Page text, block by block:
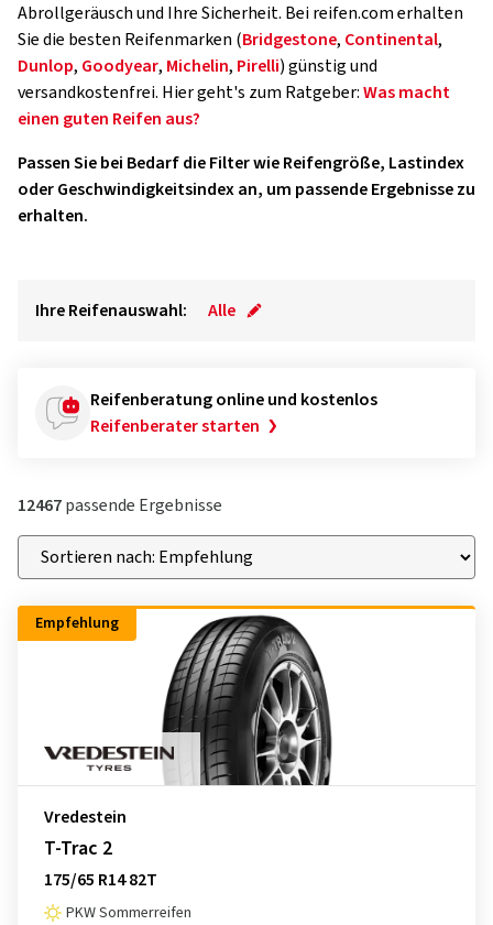
Abrollgeräusch und Ihre Sicherheit. Bei reifen.com erhalten
Sie die besten Reifenmarken (Bridgestone, Continental,
Dunlop, Goodyear, Michelin, Pirelli) günstig und
versandkostenfrei. Hier geht's zum Ratgeber:Was macht
einen guten Reifen aus?
Passen Sie bei Bedarf die Filter wie Reifengröße, Lastindex
oder Geschwindigkeitsindex an, um passende Ergebnisse zu
erhalten.
Ihre Reifenauswahl: Alle
Reifenberatung online und kostenlos
Reifenberater starten
12467passende Ergebnisse
Empfehlung
Vredestein
T-Trac 2
175/65 R14 82T
PKW Sommerreifen